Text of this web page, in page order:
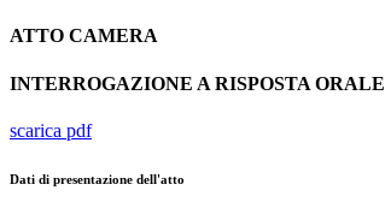
ATTO CAMERA
INTERROGAZIONE A RISPOSTA ORALE
scarica pdf
Dati di presentazione dell'atto